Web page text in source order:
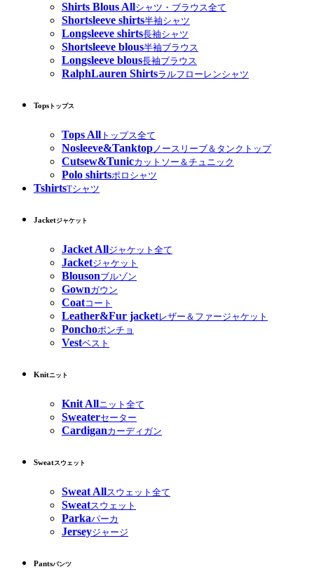
Shirts Blous Allシャツ・ブラウス全て
Shortsleeve shirts半袖シャツ
Longsleeve shirts長袖シャツ
Shortsleeve blous半袖ブラウス
Longsleeve blous長袖ブラウス
RalphLauren Shirtsラルフローレンシャツ
Tops トップス
Tops All トップス全て
Nosleeve&Tanktop ノースリーブ＆タンクトップ
Cutsew&Tunicカットソー＆チュニック
Polo shirtsポロシャツ
TshirtsTシャツ
Jacketジャケット
Jacket Allジャケット全て
Jacketジャケット
Blousonブルゾン
Gownガウン
Coatコート
Leather&Fur jacketレザー＆ファージャケット
Ponchoポンチョ
Vestベスト
Knitニット
Knit Allニット全て
Sweaterセーター
Cardiganカーディガン
Sweatスウェット
Sweat Allスウェット全て
Sweatスウェット
Parkaパーカ
Jerseyジャージ
Pantsパンツ